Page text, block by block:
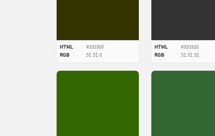
HTML
#333300
RGB
51 51 0
HTML
#333333
RGB
51 51 51